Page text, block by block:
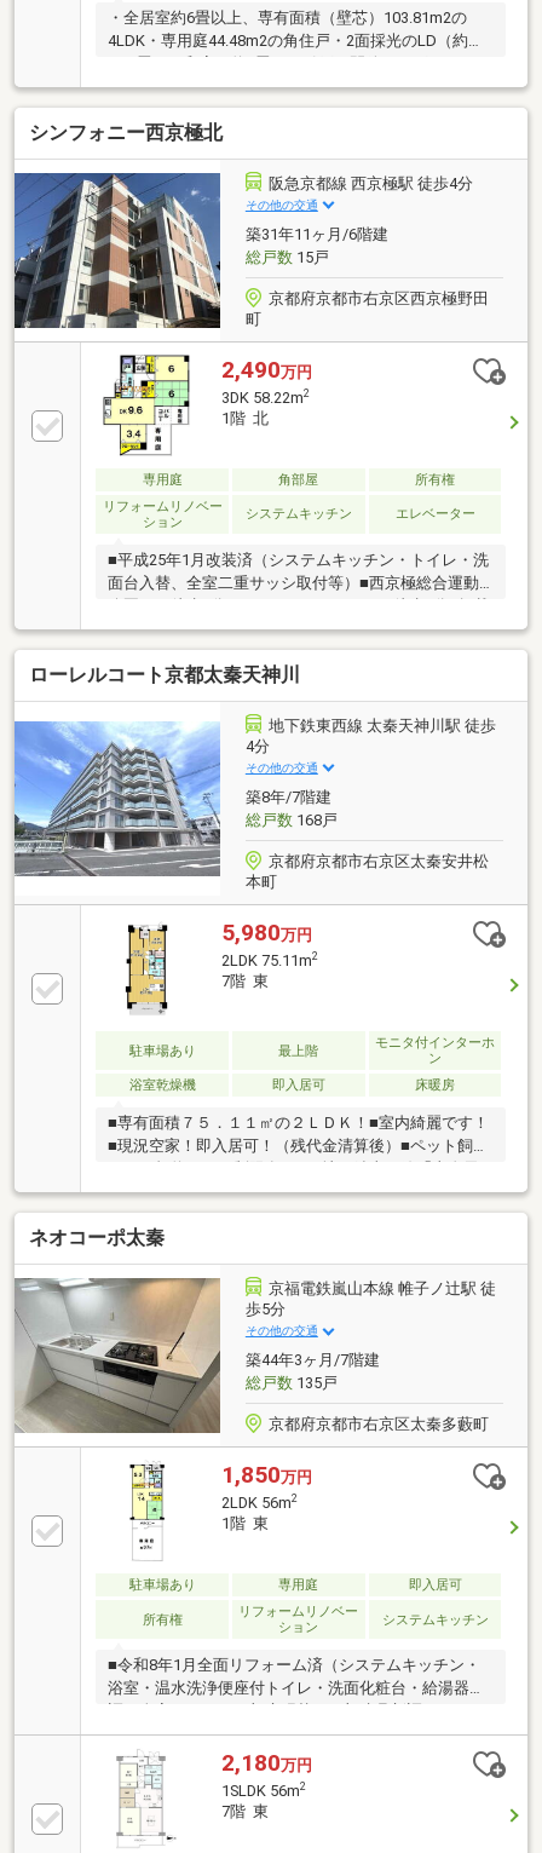
・全居室約6畳以上、専有面積（壁芯）103.81m2の
4LDK・専用庭44.48m2の角住戸・2面採光のLD（約
一体化した空間が広がります・L字型対面カウンター
キッチン（約5.2畳）・洋室（約7畳）に収納力のある
ウォークインクローゼット・玄関周りをスッキリと収
納できるシューズインクローゼット・洗面室ダブルボ
ウル・専用サイクルポート・京福電気鉄道嵐山本線
「嵐電天神川」駅 徒歩2分・京都市営地下鉄東西線
「太秦天神川」駅 徒歩3分
シンフォニー西京極北
阪急京都線 西京極駅 徒歩4分
その他の交通
築31年11ヶ月/6階建
総戸数15戸
京都府京都市右京区西京極野田
町
2,490万円
3DK 58.22m2
1階 北
専用庭 角部屋
所有権
リフォームリノベー
ション
システムキッチン エレベーター
■平成25年1月改装済（システムキッチン・トイレ・洗
面台入替、全室二重サッシ取付等）■西京極総合運動
物件のご内覧希望やご質問等はお気軽にお申し付けく
ださい。お問合せお待ちしております！
ローレルコート京都太秦天神川
地下鉄東西線 太秦天神川駅 徒歩
4分
その他の交通
築8年/7階建
総戸数168戸
京都府京都市右京区太秦安井松
本町
5,980万円
2LDK 75.11m2
7階 東
駐車場あり 最上階
モニタ付インターホ
ン
浴室乾燥機
即入居可 床暖房
■専有面積７５．１１㎡の２ＬＤＫ！■室内綺麗です！
■現況空家！即入居可！（残代金清算後）■ペット飼育
神川」駅徒歩４分■京福嵐山線「嵐電天神川」駅徒歩
３分■ＪＲ山陰本線「花園」駅徒歩１６分●周辺施設
●・市立安井小学校：約８４０ｍ ・市立四条中学
校：約１２７０ｍ・スーパーフレスコ天神川店：約３
８０ｍ ・セブンイレブン天神川三条店：約７０ｍ
【取扱店舗】不動産流通株式会社 京都店京都市中京
区二条通寺町東入榎木町９１番地２二条スカイビル５
階電話０７５－２２３－１３３３担当 小寺（担当直
通０７０－８４０８－０６３３）
ネオコーポ太秦
京福電鉄嵐山本線 帷子ノ辻駅 徒
歩5分
その他の交通
築44年3ヶ月/7階建
総戸数135戸
京都府京都市右京区太秦多藪町
1,850万円
2LDK 56m2
1階 東
駐車場あり 専用庭 即入居可
所有権
リフォームリノベー
ション
システムキッチン
■令和8年1月全面リフォーム済（システムキッチン・
浴室・温水洗浄便座付トイレ・洗面化粧台・給湯器新
クリーニング等）■大映通商店街まで徒歩2分■空室に
つき、いつでもご案内可能ですのでお気軽にお問い合
わせ下さいませ
2,180万円
1SLDK 56m2
7階 東